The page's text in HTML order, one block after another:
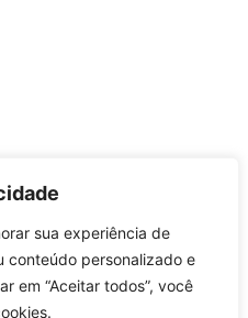
sua experiência de
conteúdo personalizado e
em “Aceitar todos”, você